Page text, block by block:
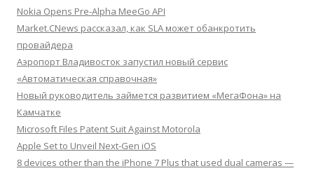
Nokia Opens Pre-Alpha MeeGo API
Market.CNews рассказал, как SLA может обанкротить
провайдера
Аэропорт Владивосток запустил новый сервис
«Автоматическая справочная»
Новый руководитель займется развитием «МегаФона» на
Камчатке
Microsoft Files Patent Suit Against Motorola
Apple Set to Unveil Next-Gen iOS
8 devices other than the iPhone 7 Plus that used dual cameras —